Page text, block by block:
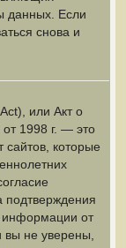
данных. Если
снова и
или Акт о
1998 г. — это
которые
подтверждения
информации от
не уверены,